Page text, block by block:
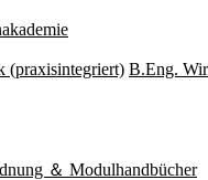
(praxisintegriert) B.Eng.
＆ Modulhandbücher